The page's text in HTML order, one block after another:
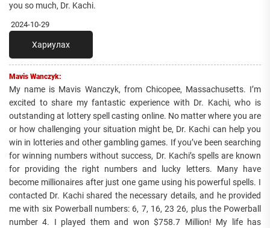
you so much, Dr. Kachi.
2024-10-29
Хариулах
Mavis Wanczyk:
My name is Mavis Wanczyk, from Chicopee, Massachusetts. I’m
excited to share my fantastic experience with Dr. Kachi, who is
outstanding at lottery spell casting online. No matter where you are
or how challenging your situation might be, Dr. Kachi can help you
win in lotteries and other gambling games. If you’ve been searching
for winning numbers without success, Dr. Kachi’s spells are known
for providing the right numbers and lucky letters. Many have
become millionaires after just one game using his powerful spells. I
contacted Dr. Kachi shared the necessary details, and he provided
me with six Powerball numbers: 6, 7, 16, 23 26, plus the Powerball
number 4. I played them and won $758.7 Million! My life has